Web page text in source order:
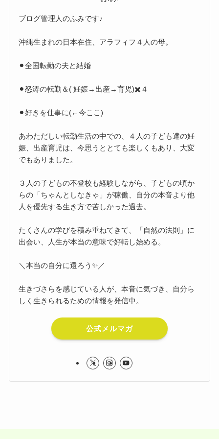
ブログ管理人のふみです♪
沖縄生まれの日本在住、アラフィフ４人の母。
⚫︎全国転勤の夫と結婚
⚫︎怒涛の転勤＆( 妊娠→出産→育児)✖️４
⚫︎好きを仕事に(←今ここ)
あわただしい転勤生活の中での、４人の子ども達の妊
娠、出産育児は、今思うととても楽しくもあり、大変
でもありました。
３人の子どもの不登校も経験しながら、子どもの頃か
らの「ちゃんとしなきゃ」が稼働、自分の本音より他
人を優先する生き方で苦しかった過去。
たくさんの学びを積み重ねてきて、「自然の法則」に
出会い、人生が本当の意味で好転し始める。
＼本当の自分に還ろう✨／
生きづさらを感じている人が、本音に気づき、自分ら
しく生きられるための情報を発信中。
公式メルマガ